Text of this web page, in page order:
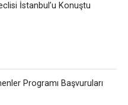
İstanbul’u Konuştu
Programı Başvuruları